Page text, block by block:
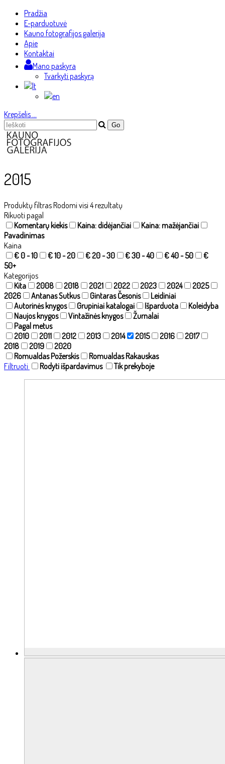
Pradžia
E-parduotuvė
Kauno fotografijos galerija
Apie
Kontaktai
Mano paskyra
Tvarkyti paskyrą
Krepšelis …
2015
Produktų filtrasRodomi visi 4 rezultatų
Rikuoti pagal
Komentarų kiekis
Kaina: didėjančiai
Kaina: mažėjančiai
Pavadinimas
Kaina
€ 0 - 10
€ 10 - 20 € 20 - 30 € 30 - 40 € 40 - 50
€
50+
Kategorijos
Kita
2008 2018 2021 2022 2023 2024
2025
2026
Antanas Sutkus Gintaras Česonis
Leidiniai
Autorinės knygos
Grupiniai katalogai Išparduota
Koleidyba
Naujos knygos
Vintažinės knygos
Žurnalai
Pagal metus
2010
2011 2012 2013 2014 2015 2016
2017
2018
2019
2020
Romualdas Požerskis
Romualdas Rakauskas
Filtruoti
Rodyti išpardavimus Tik prekyboje